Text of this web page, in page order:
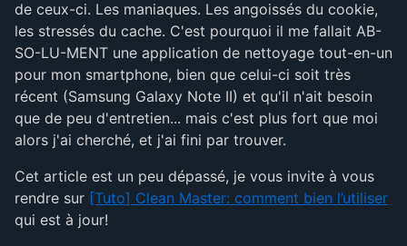
de ceux-ci. Les maniaques. Les angoissés du cookie,
les stressés du cache. C'est pourquoi il me fallait AB-
SO-LU-MENT une application de nettoyage tout-en-un
pour mon smartphone, bien que celui-ci soit très
récent (Samsung Galaxy Note II) et qu'il n'ait besoin
que de peu d'entretien... mais c'est plus fort que moi
alors j'ai cherché, et j'ai fini par trouver.
Cet article est un peu dépassé, je vous invite à vous
rendre sur [Tuto] Clean Master: comment bien l’utiliser
qui est à jour!